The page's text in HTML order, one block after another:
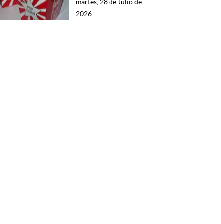
martes, 28 de Julio de
2026